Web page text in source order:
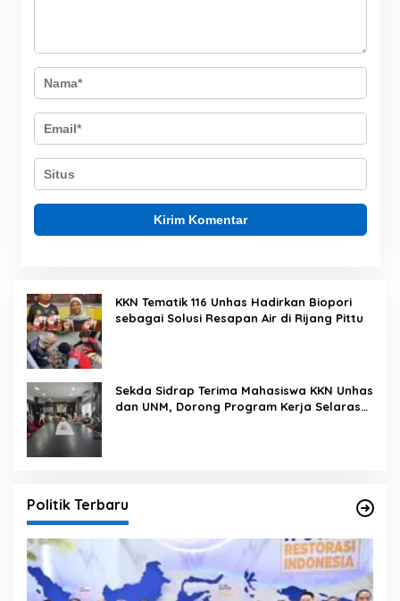
KKN Tematik 116 Unhas Hadirkan Biopori
sebagai Solusi Resapan Air di Rijang Pittu
Sekda Sidrap Terima Mahasiswa KKN Unhas
dan UNM, Dorong Program Kerja Selaras
Politik Terbaru